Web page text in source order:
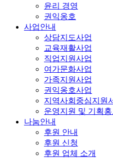
윤리 경영
권익옹호
사업안내
상담지도사업
교육재활사업
직업지원사업
여가문화사업
가족지원사업
권익옹호사업
지역사회중심지원
운영지원 및 기획
나눔안내
후원 안내
후원 신청
후원 업체 소개